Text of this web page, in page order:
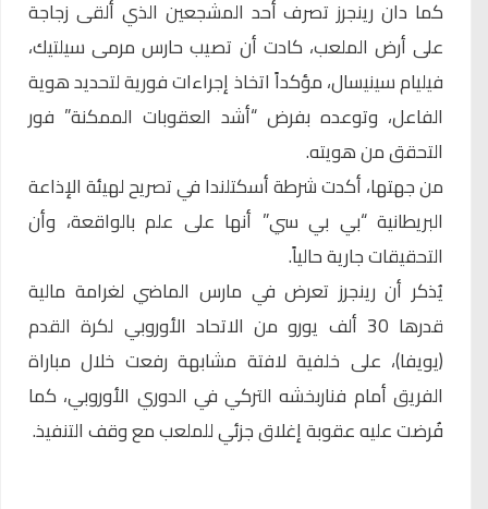
كما دان رينجرز تصرف أحد المشجعين الذي ألقى زجاجة
على أرض الملعب، كادت أن تصيب حارس مرمى سيلتيك،
فيليام سينيسال، مؤكداً اتخاذ إجراءات فورية لتحديد هوية
الفاعل، وتوعده بفرض “أشد العقوبات الممكنة” فور
التحقق من هويته.
من جهتها، أكدت شرطة أسكتلندا في تصريح لهيئة الإذاعة
البريطانية “بي بي سي” أنها على علم بالواقعة، وأن
التحقيقات جارية حالياً.
يُذكر أن رينجرز تعرض في مارس الماضي لغرامة مالية
قدرها 30 ألف يورو من الاتحاد الأوروبي لكرة القدم
(يويفا)، على خلفية لافتة مشابهة رفعت خلال مباراة
الفريق أمام فناربخشه التركي في الدوري الأوروبي، كما
فُرضت عليه عقوبة إغلاق جزئي للملعب مع وقف التنفيذ.